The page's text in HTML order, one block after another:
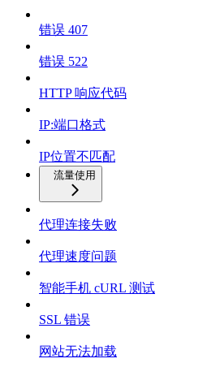
错误 407
错误 522
HTTP 响应代码
IP:端口格式
IP位置不匹配
流量使用
代理连接失败
代理速度问题
智能手机 cURL 测试
SSL 错误
网站无法加载